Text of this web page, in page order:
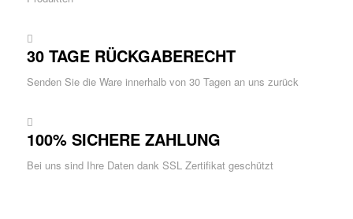
30 TAGE RÜCKGABERECHT
Senden Sie die Ware innerhalb von 30 Tagen an uns zurück
100% SICHERE ZAHLUNG
Bei uns sind Ihre Daten dank SSL Zertifikat geschützt